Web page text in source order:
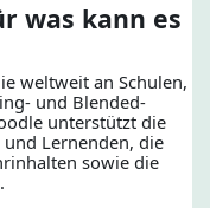
was kann es
weltweit an Schulen,
und Blended-
unterstützt die
Lernenden, die
sowie die